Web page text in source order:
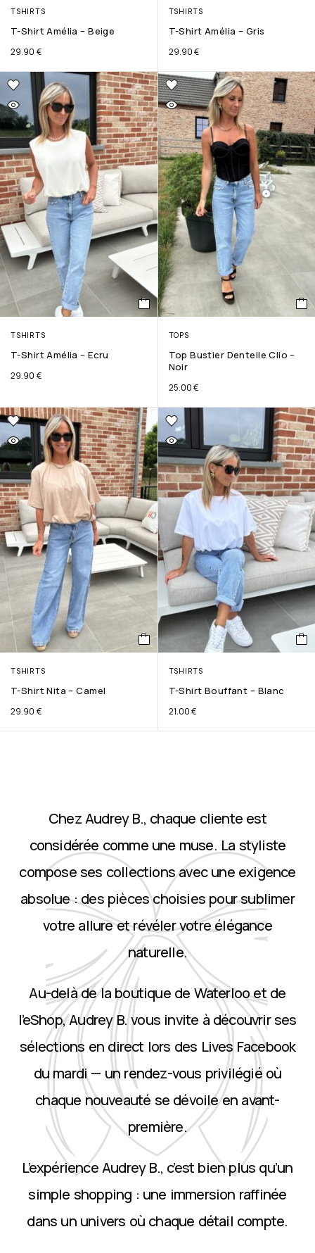
TSHIRTS
T-Shirt Amélia – Beige
29.90 €
TSHIRTS
T-Shirt Amélia – Gris
29.90€
TSHIRTS
T-Shirt Amélia – Ecru
29.90 €
TOPS
Top Bustier Dentelle Clio –
Noir
25.00€
TSHIRTS
T-Shirt Nita – Camel
29.90 €
TSHIRTS
T-Shirt Bouffant – Blanc
21.00€
Chez Audrey B., chaque cliente est
considérée comme une muse. La styliste
compose ses collections avec une exigence
absolue : des pièces choisies pour sublimer
votre allure et révéler votre élégance
naturelle.
Au-delà de la boutique de Waterloo et de
l’eShop, Audrey B. vous invite à découvrir ses
sélections en direct lors des Lives Facebook
du mardi — un rendez-vous privilégié où
chaque nouveauté se dévoile en avant-
première.
L’expérience Audrey B., c’est bien plus qu’un
simple shopping : une immersion raffinée
dans un univers où chaque détail compte.